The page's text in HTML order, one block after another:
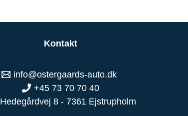
Kontakt
info@ostergaards-auto.dk
+45 73 70 70 40
Hedegårdvej 8 - 7361 Ejstrupholm